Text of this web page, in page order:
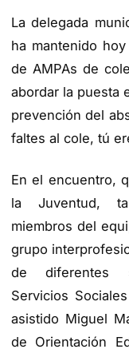
La delegada
ha mantenido hoy
de AMPAs de
abordar la puesta
prevención del
faltes al cole, tú
En el encuentro,
la Juventud,
miembros del
grupo
de diferentes
Servicios
asistido Miguel
de Orientación